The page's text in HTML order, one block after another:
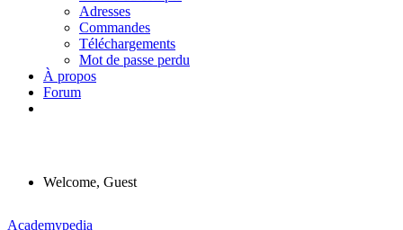
Adresses
Commandes
Téléchargements
Mot de passe perdu
À propos
Forum
Welcome, Guest
Menu
Academypedia